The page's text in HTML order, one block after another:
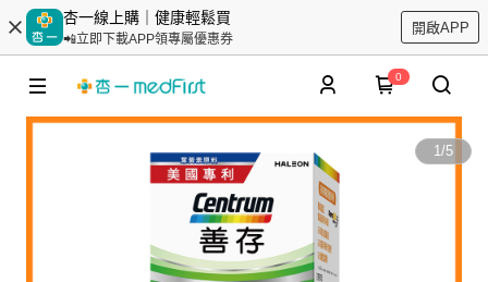
杏一線上購｜健康輕鬆買
📲立即下載APP領專屬優惠券
開啟APP
0
1/5